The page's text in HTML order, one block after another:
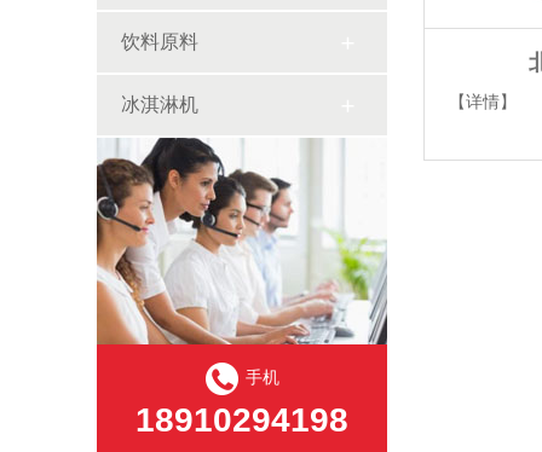
饮料原料
冰淇淋机
手机
18910294198
【详情】